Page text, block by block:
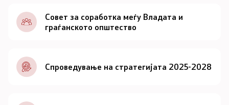
Документи
Совет
За советот
Совет за соработка меѓу Владата и
граѓанското општество
Спроведување на стратегијата 2025-2028